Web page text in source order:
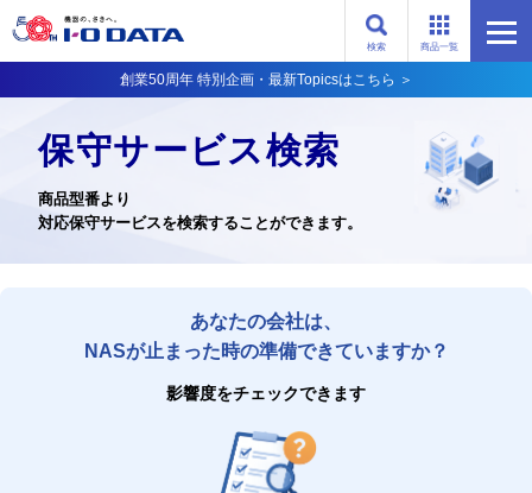
商品一覧
検索
創業50周年 特別企画・最新Topicsはこちら ＞
保守サービス検索
商品型番より
対応保守サービスを検索することができます。
あなたの会社は、
NASが止まった時の準備できていますか？
影響度をチェックできます